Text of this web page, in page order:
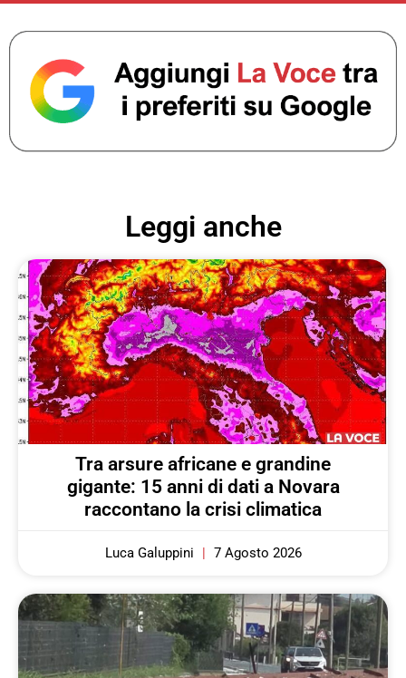
Leggi anche
Tra arsure africane e grandine
gigante: 15 anni di dati a Novara
raccontano la crisi climatica
Luca Galuppini 7 Agosto 2026